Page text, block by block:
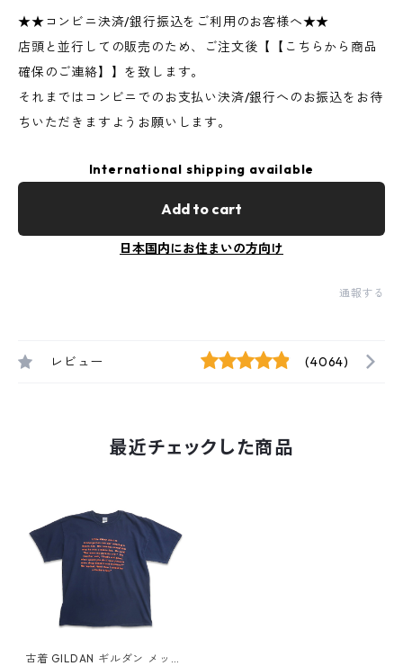
★★コンビニ決済/銀行振込をご利用のお客様へ★★
店頭と並行しての販売のため、ご注文後【【こちらから商品
確保のご連絡】】を致します。
それまではコンビニでのお支払い決済/銀行へのお振込をお待
ちいただきますようお願いします。
International shipping available
Add to cart
日本国内にお住まいの方向け
通報する
レビュー (4064)
最近チェックした商品
古着 GILDAN ギルダン メッセ